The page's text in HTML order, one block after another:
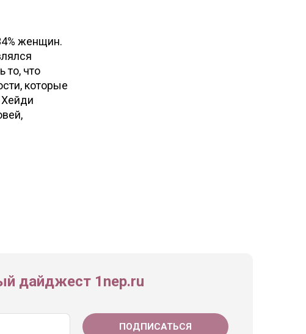
женщин.
то, что
которые
Хейди
дайджест 1nep.ru